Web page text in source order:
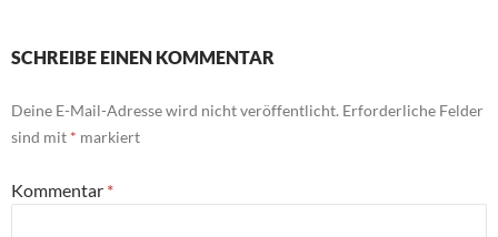
SCHREIBE EINEN KOMMENTAR
Deine E-Mail-Adresse wird nicht veröffentlicht. Erforderliche Felder
sind mit * markiert
Kommentar *